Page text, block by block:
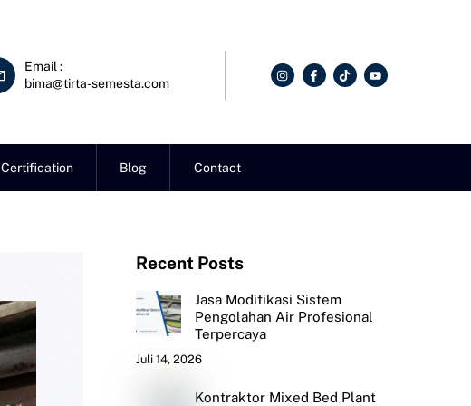
Certification Blog Contact
Email :
bima@tirta-semesta.com
Recent Posts
Jasa Modifikasi Sistem
Pengolahan Air Profesional
Terpercaya
Juli 14, 2026
Kontraktor Mixed Bed Plant